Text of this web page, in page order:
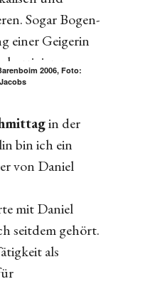
Sogar Bogen-
einer Geigerin
2006, Foto:
in der
bin ich ein
von Daniel
mit Daniel
seitdem gehört.
als